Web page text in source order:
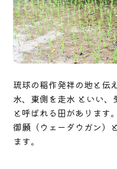
琉球の稲作発祥の地と伝
水、東側を走水 といい、
と呼ばれる田があります
御願（ウェーダウガン）
ます。